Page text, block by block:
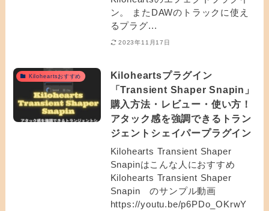
ン。 またDAWのトラックに使え
るプラグ...
2023年11月17日
Kiloheartsおすすめ
Kiloheartsプラグイン
「Transient Shaper Snapin」
購入方法・レビュー・使い方！
アタック感を強調できるトラン
ジェントシェイパープラグイン
Kilohearts Transient Shaper
Snapinはこんな人におすすめ
Kilohearts Transient Shaper
Snapin のサンプル動画
https://youtu.be/p6PDo_OKrwY